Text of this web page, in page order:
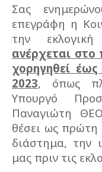
Σας
επεγράφη η
την
ανέρχεται
χορηγηθεί
2023, όπως
Υπουργό
Παναγιώτη
θέσει ως πρώτη
διάστημα, την
μας πριν τις